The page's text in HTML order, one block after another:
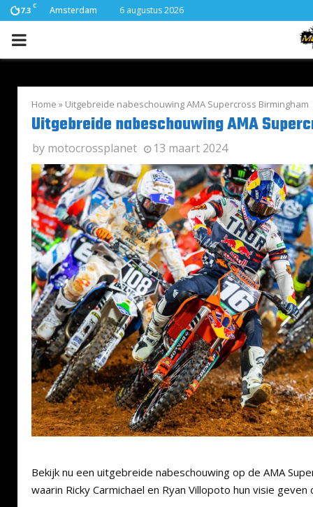
17.3 C Amsterdam 6 augustus 2026
PRIMARY
Home » Uitgebreide nabeschouwing AMA Supercross Birmingham
Uitgebreide nabeschouwing AMA
by motocrossplanet 13 maart 2024
Bekijk nu een uitgebreide nabeschouwing op de AMA
waarin Ricky Carmichael en Ryan Villopoto hun visie